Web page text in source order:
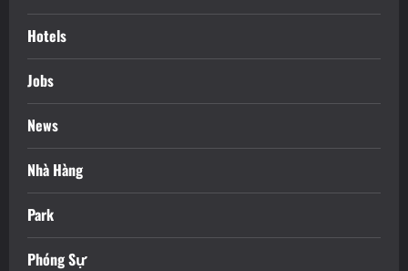
Hotels
Jobs
News
Nhà Hàng
Park
Phóng Sự